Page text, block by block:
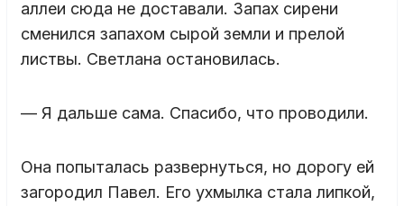
аллеи сюда не доставали. Запах сирени
сменился запахом сырой земли и прелой
листвы. Светлана остановилась.
— Я дальше сама. Спасибо, что проводили.
Она попыталась развернуться, но дорогу ей
загородил Павел. Его ухмылка стала липкой,